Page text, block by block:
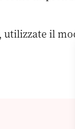
il